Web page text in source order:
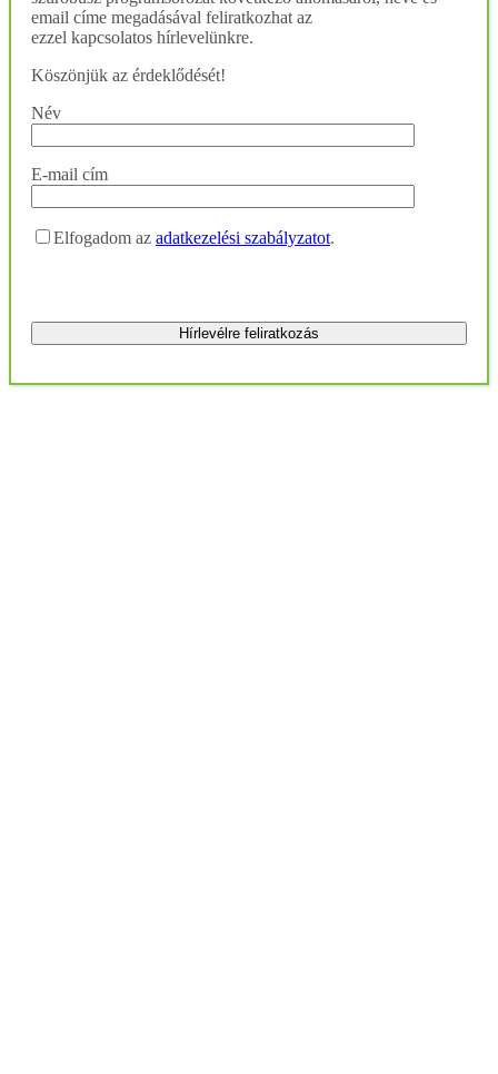
email címe megadásával feliratkozhat az
ezzel kapcsolatos hírlevelünkre.
Köszönjük az érdeklődését!
Név
E-mail cím
Elfogadom az adatkezelési szabályzatot.